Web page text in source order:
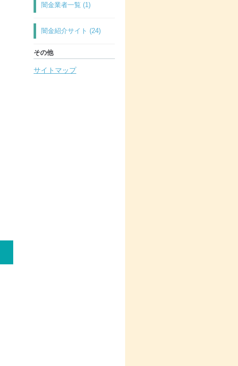
闇金業者一覧 (1)
闇金紹介サイト (24)
その他
サイトマップ